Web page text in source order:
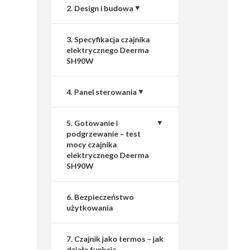
2. Design i budowa
3. Specyfikacja czajnika
elektrycznego Deerma
SH90W
4. Panel sterowania
5. Gotowanie i
podgrzewanie – test
mocy czajnika
elektrycznego Deerma
SH90W
6. Bezpieczeństwo
użytkowania
7. Czajnik jako termos – jak